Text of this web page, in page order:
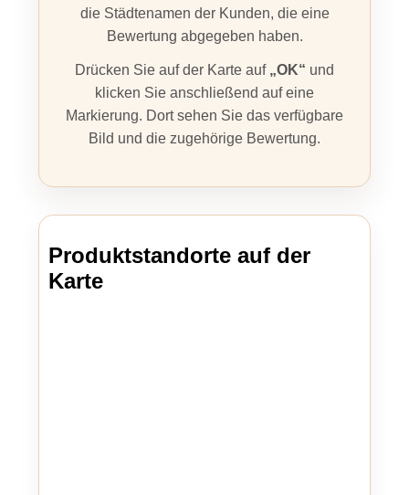
die Städtenamen der Kunden, die eine
Bewertung abgegeben haben.
Drücken Sie auf der Karte auf „OK“ und
klicken Sie anschließend auf eine
Markierung. Dort sehen Sie das verfügbare
Bild und die zugehörige Bewertung.
Produktstandorte auf der
Karte